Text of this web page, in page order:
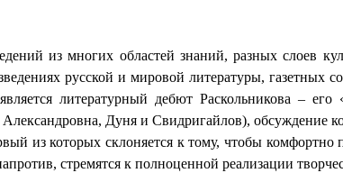
из многих областей знаний, разных
русской и мировой литературы, газетных
литературный дебют Раскольникова – его
Дуня и Свидригайлов), обсуждение
из которых склоняется к тому, чтобы комфортно
стремятся к полноценной реализации